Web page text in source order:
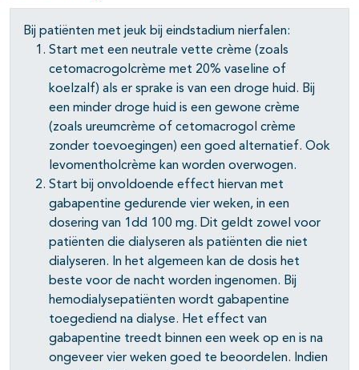
Bij patiënten met jeuk bij eindstadium nierfalen:
Start met een neutrale vette crème (zoals
cetomacrogolcrème met 20% vaseline of
koelzalf) als er sprake is van een droge huid. Bij
een minder droge huid is een gewone crème
(zoals ureumcrème of cetomacrogol crème
zonder toevoegingen) een goed alternatief. Ook
levomentholcrème kan worden overwogen.
Start bij onvoldoende effect hiervan met
gabapentine gedurende vier weken, in een
dosering van 1dd 100 mg. Dit geldt zowel voor
patiënten die dialyseren als patiënten die niet
dialyseren. In het algemeen kan de dosis het
beste voor de nacht worden ingenomen. Bij
hemodialysepatiënten wordt gabapentine
toegediend na dialyse. Het effect van
gabapentine treedt binnen een week op en is na
ongeveer vier weken goed te beoordelen. Indien